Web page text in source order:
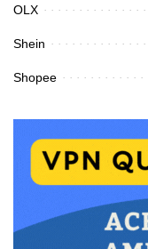
OLX
Shein
Shopee